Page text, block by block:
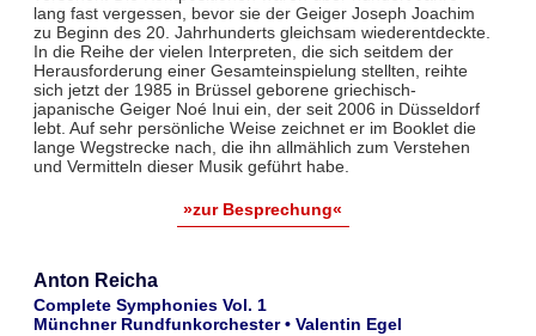
lang fast vergessen, bevor sie der Geiger Joseph Joachim
zu Beginn des 20. Jahrhunderts gleichsam wiederentdeckte.
In die Reihe der vielen Interpreten, die sich seitdem der
Herausforderung einer Gesamteinspielung stellten, reihte
sich jetzt der 1985 in Brüssel geborene griechisch-
japanische Geiger Noé Inui ein, der seit 2006 in Düsseldorf
lebt. Auf sehr persönliche Weise zeichnet er im Booklet die
lange Wegstrecke nach, die ihn allmählich zum Verstehen
und Vermitteln dieser Musik geführt habe.
»zur Besprechung«
Anton Reicha
Complete Symphonies Vol. 1
Münchner Rundfunkorchester • Valentin Egel